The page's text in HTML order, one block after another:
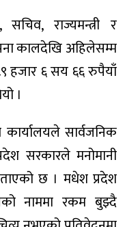
राज्यमन्त्री र
कालदेखि अहिलेसम्म
हजार ६ सय ६६ रुपैयाँ
।
सार्वजनिक
सरकारले मनोमानी
छ । मधेश प्रदेश
नाममा रकम बुझ्दै